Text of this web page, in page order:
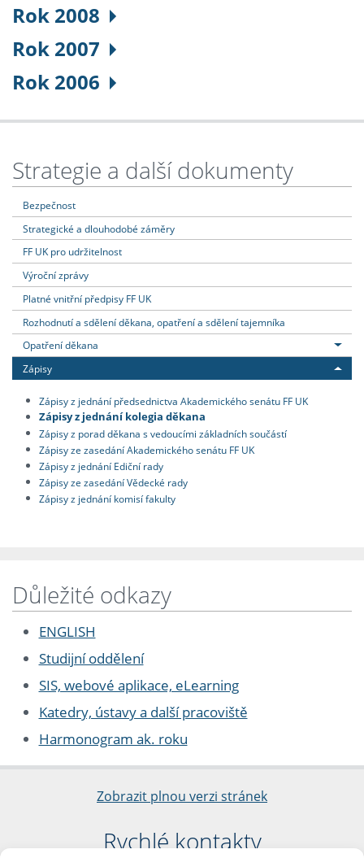
Rok 2008
Rok 2007
Rok 2006
Strategie a další dokumenty
Bezpečnost
Strategické a dlouhodobé záměry
FF UK pro udržitelnost
Výroční zprávy
Platné vnitřní předpisy FF UK
Rozhodnutí a sdělení děkana, opatření a sdělení tajemníka
Opatření děkana
Zápisy
Zápisy z jednání předsednictva Akademického senátu FF UK
Zápisy z jednání kolegia děkana
Zápisy z porad děkana s vedoucími základních součástí
Zápisy ze zasedání Akademického senátu FF UK
Zápisy z jednání Ediční rady
Zápisy ze zasedání Vědecké rady
Zápisy z jednání komisí fakulty
Důležité odkazy
ENGLISH
Studijní oddělení
SIS, webové aplikace, eLearning
Katedry, ústavy a další pracoviště
Harmonogram ak. roku
Zobrazit plnou verzi stránek
Rychlé kontakty